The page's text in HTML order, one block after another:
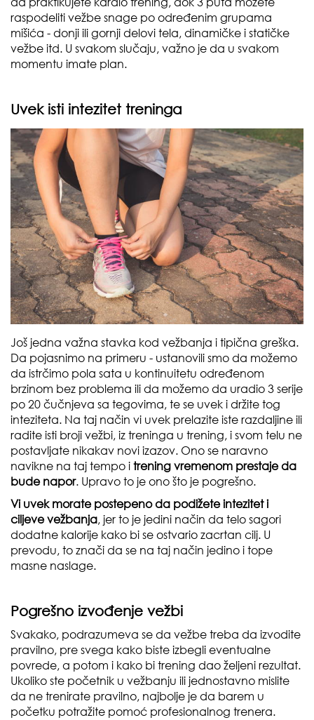
raspodeliti vežbe snage po određenim grupama
mišića - donji ili gornji delovi tela, dinamičke i statičke
vežbe itd. U svakom slučaju, važno je da u svakom
momentu imate plan.
Uvek isti intezitet treninga
Još jedna važna stavka kod vežbanja i tipična greška.
Da pojasnimo na primeru - ustanovili smo da možemo
da istrčimo pola sata u kontinuitetu određenom
brzinom bez problema ili da možemo da uradio 3 serije
po 20 čučnjeva sa tegovima, te se uvek i držite tog
inteziteta. Na taj način vi uvek prelazite iste razdaljine ili
radite isti broji vežbi, iz treninga u trening, i svom telu ne
postavljate nikakav novi izazov. Ono se naravno
navikne na taj tempo i trening vremenom prestaje da
bude napor. Upravo to je ono što je pogrešno.
Vi uvek morate postepeno da podižete intezitet i
ciljeve vežbanja, jer to je jedini način da telo sagori
dodatne kalorije kako bi se ostvario zacrtan cilj. U
prevodu, to znači da se na taj način jedino i tope
masne naslage.
Pogrešno izvođenje vežbi
Svakako, podrazumeva se da vežbe treba da izvodite
pravilno, pre svega kako biste izbegli eventualne
povrede, a potom i kako bi trening dao željeni rezultat.
Ukoliko ste početnik u vežbanju ili jednostavno mislite
da ne trenirate pravilno, najbolje je da barem u
početku potražite pomoć profesionalnog trenera.